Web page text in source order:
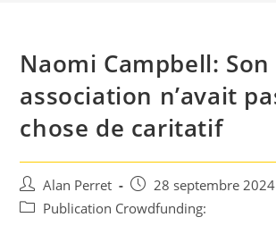
Naomi Campbell: Son
association n’avait
chose de caritatif
Auteur/autrice
de
Alan Perret
Post
published:
28 septembre 2024
PostPublication Crowdfunding: